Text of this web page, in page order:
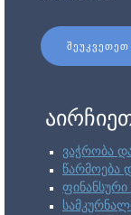
ვაჭრობა
წარმოება
ფინანსური